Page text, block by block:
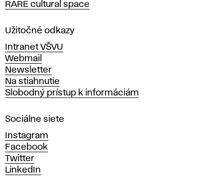
o
a
ý
t
v
a
r
ý
c
h
u
m
e
RARE cultural space
Užitočné odkazy
Intranet VŠVU
Webmail
Newsletter
Na stiahnutie
Slobodný prístup k informáciám
Sociálne siete
Instagram
Facebook
Twitter
LinkedIn